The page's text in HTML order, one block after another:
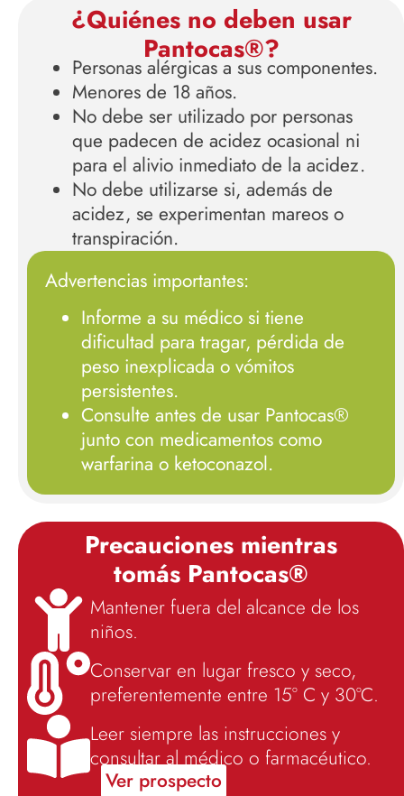
¿Quiénes no deben usar
Pantocas®?
Personas alérgicas a sus componentes.
Menores de 18 años.
No debe ser utilizado por personas
que padecen de acidez ocasional ni
para el alivio inmediato de la acidez.
No debe utilizarse si, además de
acidez, se experimentan mareos o
transpiración.
Advertencias importantes:
Informe a su médico si tiene
dificultad para tragar, pérdida de
peso inexplicada o vómitos
persistentes.
Consulte antes de usar Pantocas®
junto con medicamentos como
warfarina o ketoconazol.
Precauciones mientras
tomás Pantocas®
Mantener fuera del alcance de los
niños.
Conservar en lugar fresco y seco,
preferentemente entre 15° C y 30°C.
Leer siempre las instrucciones y
consultar al médico o farmacéutico.
Ver prospecto